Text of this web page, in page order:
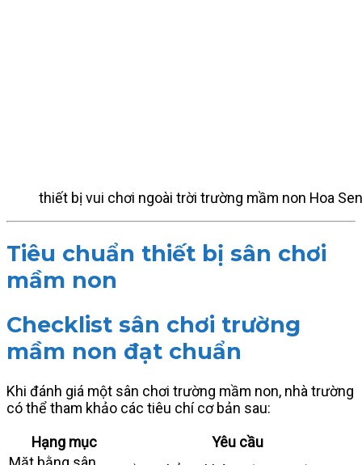
thiết bị vui chơi ngoài trời trường mầm non Hoa Sen
Tiêu chuẩn thiết bị sân chơi
mầm non
Checklist sân chơi trường
mầm non đạt chuẩn
Khi đánh giá một sân chơi trường mầm non, nhà trường
có thể tham khảo các tiêu chí cơ bản sau:
Hạng mục
Yêu cầu